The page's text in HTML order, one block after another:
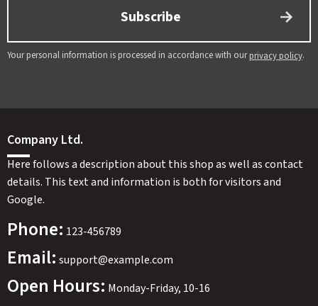
Subscribe
Your personal information is processed in accordance with ourprivacy policy.
Company Ltd.
Here follows a description about this shop as well as contact
details. This text and information is both for visitors and
Google.
Phone: 123-456789
Email: support@example.com
Open Hours: Monday-Friday, 10-16